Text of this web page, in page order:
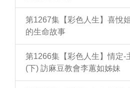
第1267集【彩色人生】喜
的生命故事
第1266集【彩色人生】情定-
(下) 訪麻豆教會李蕙如姊妹